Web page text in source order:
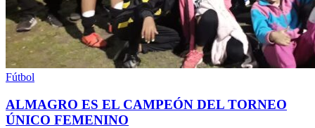
Fútbol
ALMAGRO ES EL CAMPEÓN DEL TORNEO
ÚNICO FEMENINO